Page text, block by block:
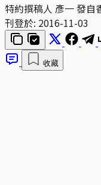
特約撰稿人 彥一 發自
刊登於: 2016-11-03
收藏